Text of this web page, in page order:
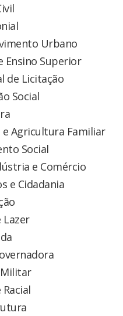
Urbano
Ensino Superior
de Licitação
Social
Agricultura Familiar
Social
e Comércio
e Cidadania
Lazer